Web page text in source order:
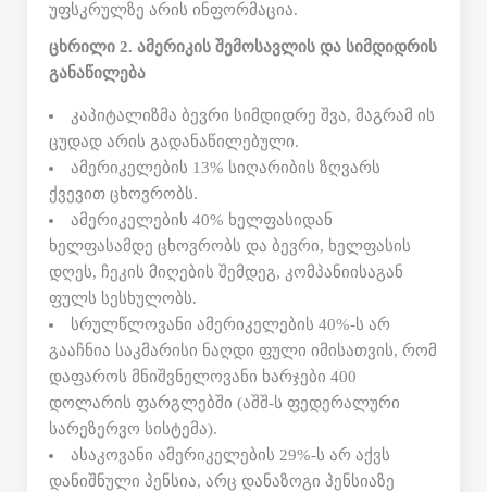
უფსკრულზე არის ინფორმაცია.
ცხრილი 2. ამერიკის შემოსავლის და სიმდიდრის
განაწილება
კაპიტალიზმა ბევრი სიმდიდრე შვა, მაგრამ ის
ცუდად არის გადანაწილებული.
ამერიკელების 13% სიღარიბის ზღვარს
ქვევით ცხოვრობს.
ამერიკელების 40% ხელფასიდან
ხელფასამდე ცხოვრობს და ბევრი, ხელფასის
დღეს, ჩეკის მიღების შემდეგ, კომპანიისაგან
ფულს სესხულობს.
სრულწლოვანი ამერიკელების 40%-ს არ
გააჩნია საკმარისი ნაღდი ფული იმისათვის, რომ
დაფაროს მნიშვნელოვანი ხარჯები 400
დოლარის ფარგლებში (აშშ-ს ფედერალური
სარეზერვო სისტემა).
ასაკოვანი ამერიკელების 29%-ს არ აქვს
დანიშნული პენსია, არც დანაზოგი პენსიაზე